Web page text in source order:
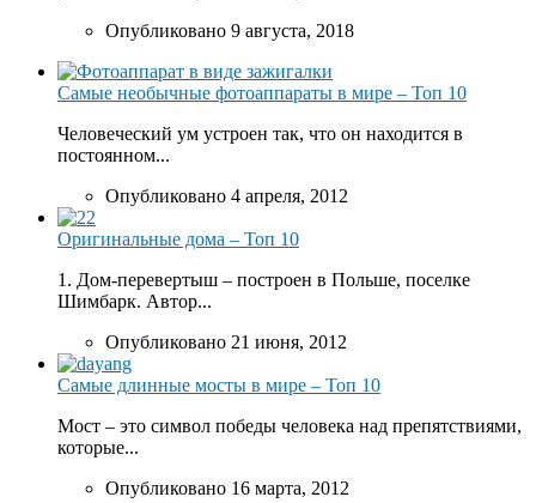
Опубликовано 9 августа, 2018
Самые необычные фотоаппараты в мире – Топ 10
Человеческий ум устроен так, что он находится в
постоянном...
Опубликовано 4 апреля, 2012
Оригинальные дома – Топ 10
1. Дом-перевертыш – построен в Польше, поселке
Шимбарк. Автор...
Опубликовано 21 июня, 2012
Самые длинные мосты в мире – Топ 10
Мост – это символ победы человека над препятствиями,
которые...
Опубликовано 16 марта, 2012